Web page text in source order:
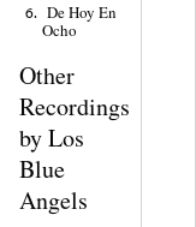
6. De Hoy En
Ocho
Other
Recordings
by Los
Blue
Angels